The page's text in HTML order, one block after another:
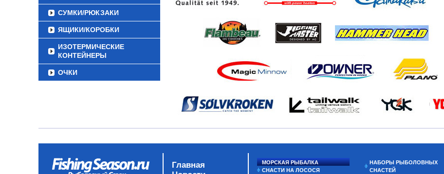
СУМКИ/РЮКЗАКИ
ЯЩИКИ/КОРОБКИ
ИЗОТЕРМИЧЕСКИЕ
КОНТЕЙНЕРЫ
ОЧКИ
Главная
МОРСКАЯ РЫБАЛКА
СНАСТИ НА ЛОСОСЯ
НАБОРЫ РЫБОЛОВНЫХ
СНАСТЕЙ